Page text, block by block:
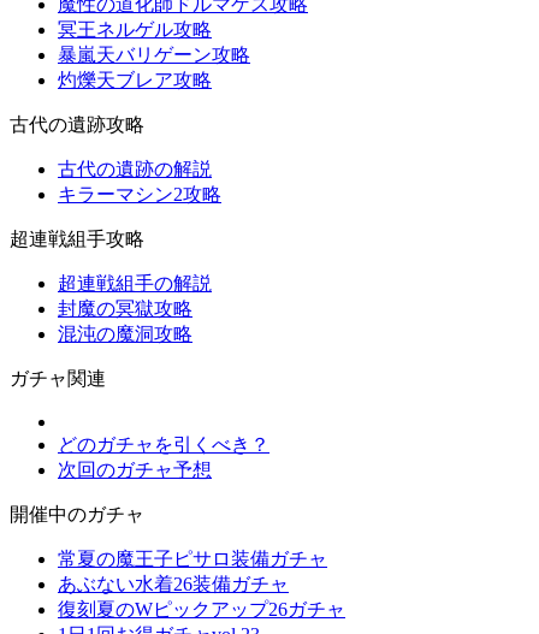
魔性の道化師ドルマゲス攻略
冥王ネルゲル攻略
暴嵐天バリゲーン攻略
灼爍天ブレア攻略
古代の遺跡攻略
古代の遺跡の解説
キラーマシン2攻略
超連戦組手攻略
超連戦組手の解説
封魔の冥獄攻略
混沌の魔洞攻略
ガチャ関連
どのガチャを引くべき？
次回のガチャ予想
開催中のガチャ
常夏の魔王子ピサロ装備ガチャ
あぶない水着26装備ガチャ
復刻夏のWピックアップ26ガチャ